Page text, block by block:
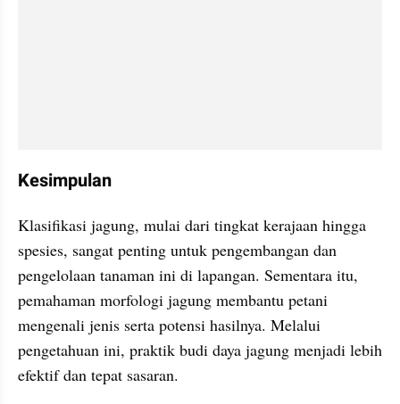
Kesimpulan
Klasifikasi jagung, mulai dari tingkat kerajaan hingga
spesies, sangat penting untuk pengembangan dan
pengelolaan tanaman ini di lapangan. Sementara itu,
pemahaman morfologi jagung membantu petani
mengenali jenis serta potensi hasilnya. Melalui
pengetahuan ini, praktik budi daya jagung menjadi lebih
efektif dan tepat sasaran.